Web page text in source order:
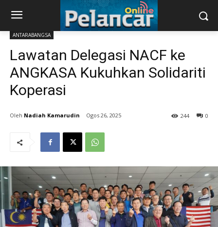
ANTARABANGSA
Lawatan Delegasi NACF ke
ANGKASA Kukuhkan Solidariti
Koperasi
Nadiah Kamarudin Ogos 26, 2025 0
244